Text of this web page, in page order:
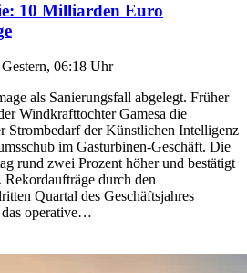
10 Milliarden Euro
Gestern, 06:18 Uhr
als Sanierungsfall abgelegt. Früher
Windkrafttochter Gamesa die
Strombedarf der Künstlichen Intelligenz
im Gasturbinen-Geschäft. Die
rund zwei Prozent höher und bestätigt
durch den
Quartal des Geschäftsjahres
das operative…